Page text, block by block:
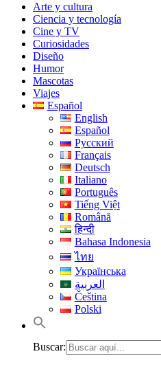
Arte y cultura
Ciencia y tecnología
Cine y TV
Curiosidades
Diseño
Humor
Mascotas
Viajes
Español
English
Español
Русский
Français
Deutsch
Italiano
Português
Tiếng Việt
Română
हिन्दी
Bahasa Indonesia
ไทย
Українська
العربية
Čeština
Polski
Buscar: